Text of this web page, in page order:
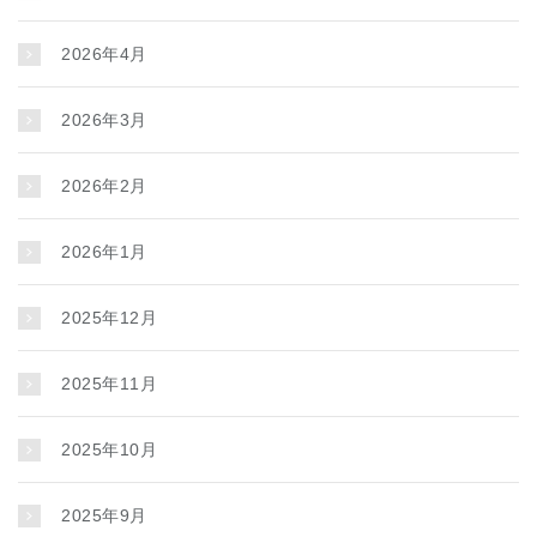
2026年4月
2026年3月
2026年2月
2026年1月
2025年12月
2025年11月
2025年10月
2025年9月